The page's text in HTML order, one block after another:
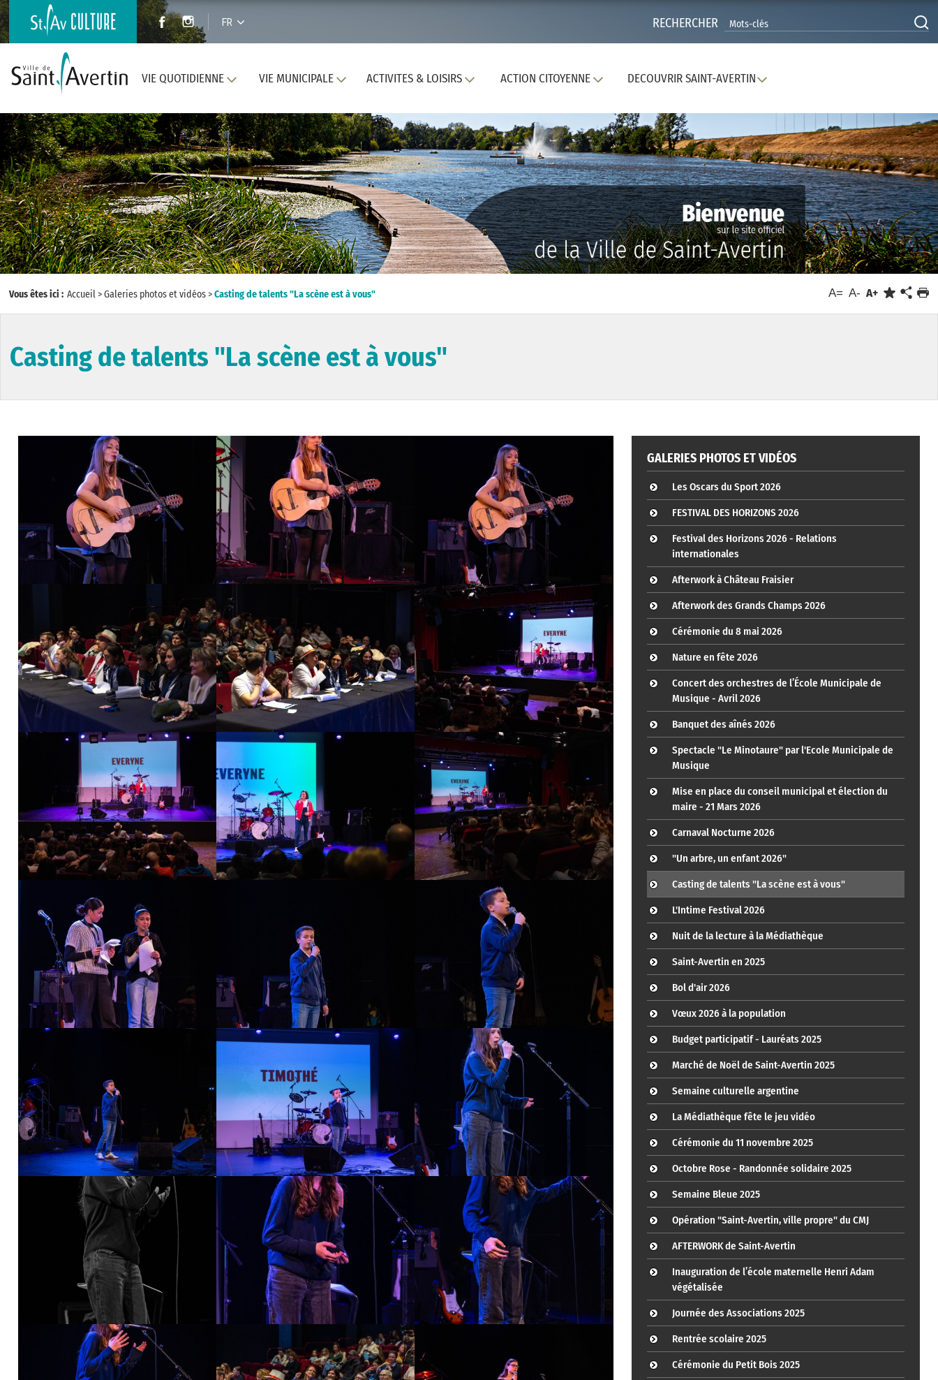
FR RECHERCHER
VIE QUOTIDIENNE VIE MUNICIPALE ACTIVITES & LOISIRS ACTION CITOYENNE DECOUVRIR SAINT-AVERTIN
Vous êtes ici : Accueil>Galeries photos et vidéos>Casting de talents "La scène est à vous" A= A- A+
Casting de talents "La scène est à vous"
GALERIES PHOTOS ET VIDÉOS
Les Oscars du Sport 2026
FESTIVAL DES HORIZONS 2026
Festival des Horizons 2026 - Relations
internationales
Afterwork à Château Fraisier
Afterwork des Grands Champs 2026
Cérémonie du 8 mai 2026
Nature en fête 2026
Concert des orchestres de l’École Municipale de
Musique - Avril 2026
Banquet des aînés 2026
Spectacle "Le Minotaure" par l'Ecole Municipale de
Musique
Mise en place du conseil municipal et élection du
maire - 21 Mars 2026
Carnaval Nocturne 2026
"Un arbre, un enfant 2026"
Casting de talents "La scène est à vous"
L'Intime Festival 2026
Nuit de la lecture à la Médiathèque
Saint-Avertin en 2025
Bol d'air 2026
Vœux 2026 à la population
Budget participatif - Lauréats 2025
Marché de Noël de Saint-Avertin 2025
Semaine culturelle argentine
La Médiathèque fête le jeu vidéo
Cérémonie du 11 novembre 2025
Octobre Rose - Randonnée solidaire 2025
Semaine Bleue 2025
Opération "Saint-Avertin, ville propre" du CMJ
AFTERWORK de Saint-Avertin
Inauguration de l’école maternelle Henri Adam
végétalisée
Journée des Associations 2025
Rentrée scolaire 2025
Cérémonie du Petit Bois 2025